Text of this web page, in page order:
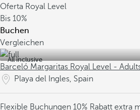
Oferta Royal Level
Bis 10%
Buchen
Vergleichen
All inclusive
Barceló Margaritas Royal Level -
Playa del Ingles, Spain
Flexible Buchungen 10% Rabatt extra